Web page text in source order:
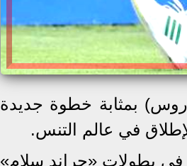
بمثابة خطوة جديدة
في عالم التنس.
في بطولات «جراند سلام»